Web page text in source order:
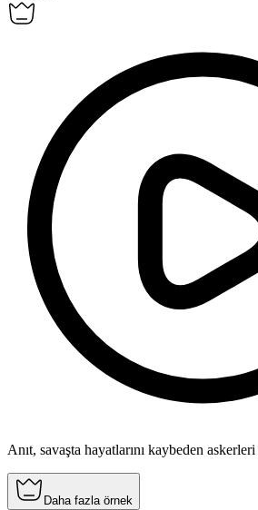
Anıt, savaşta hayatlarını kaybeden askerleri
Daha fazla örnek